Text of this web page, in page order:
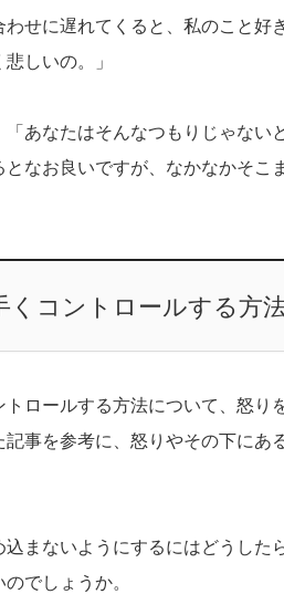
わせに遅れてくると、私のこと
しいの。」
「あなたはそんなつもりじゃない
なお良いですが、なかなかそこ
くコントロールする方
ロールする方法について、怒り
記事を参考に、怒りやその下に
込まないようにするにはどうした
でしょうか。